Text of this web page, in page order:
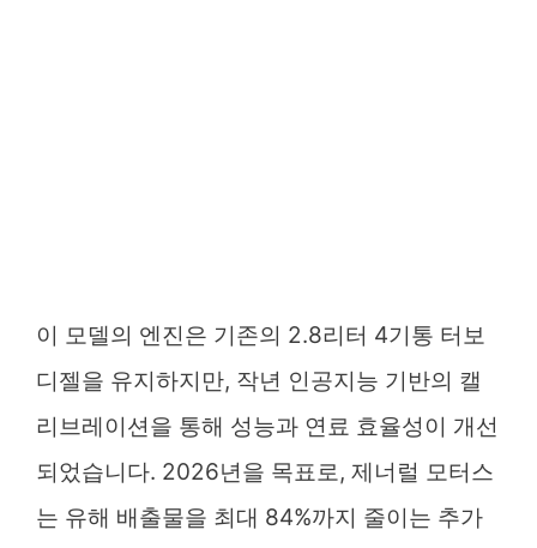
이 모델의 엔진은 기존의 2.8리터 4기통 터보
디젤을 유지하지만, 작년 인공지능 기반의 캘
리브레이션을 통해 성능과 연료 효율성이 개선
되었습니다. 2026년을 목표로, 제너럴 모터스
는 유해 배출물을 최대 84%까지 줄이는 추가